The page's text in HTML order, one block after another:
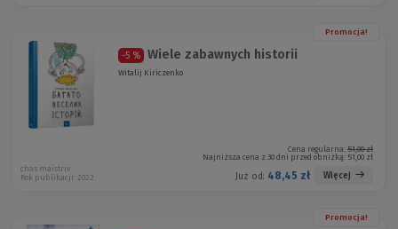
Promocja!
-5 % Wiele zabawnych historii
Witalij Kiriczenko
Cena regularna: 51,00 zł
Najniższa cena z 30 dni przed obniżką: 51,00 zł
Już od: 48,45 zł Więcej
chas maistriv
Rok publikacji: 2022
Promocja!